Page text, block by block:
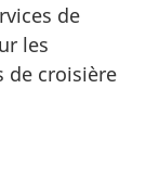
de
les
de croisière